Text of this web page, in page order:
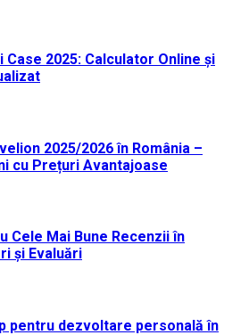
2025: Calculator Online și
2025/2026 în România –
cu Prețuri Avantajoase
Cele Mai Bune Recenzii în
și Evaluări
pentru dezvoltare personală în